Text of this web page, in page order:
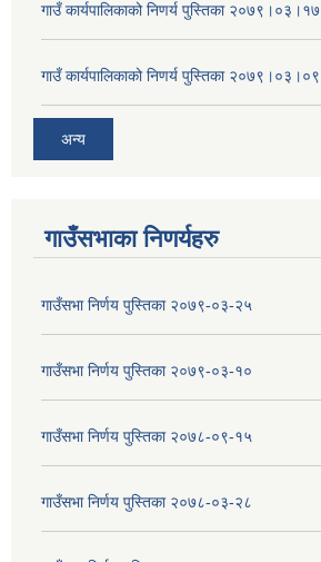
गाउँ कार्यपालिकाको निणर्य पुस्तिका २०७९।०३।१७
गाउँ कार्यपालिकाको निणर्य पुस्तिका २०७९।०३।०९
अन्य
गाउँसभाका निणर्यहरु
गाउँसभा निर्णय पुस्तिका २०७९-०३-२५
गाउँसभा निर्णय पुस्तिका २०७९-०३-१०
गाउँसभा निर्णय पुस्तिका २०७८-०९-१५
गाउँसभा निर्णय पुस्तिका २०७८-०३-२८